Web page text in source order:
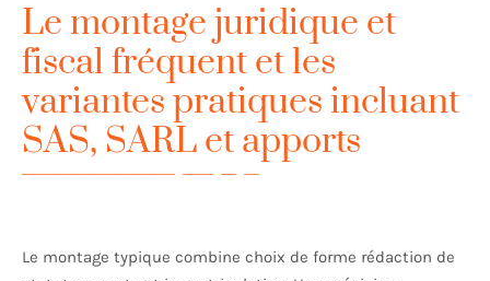
Le montage juridique et
fiscal fréquent et les
variantes pratiques incluant
SAS, SARL et apports
Le montage typique combine choix de forme rédaction de